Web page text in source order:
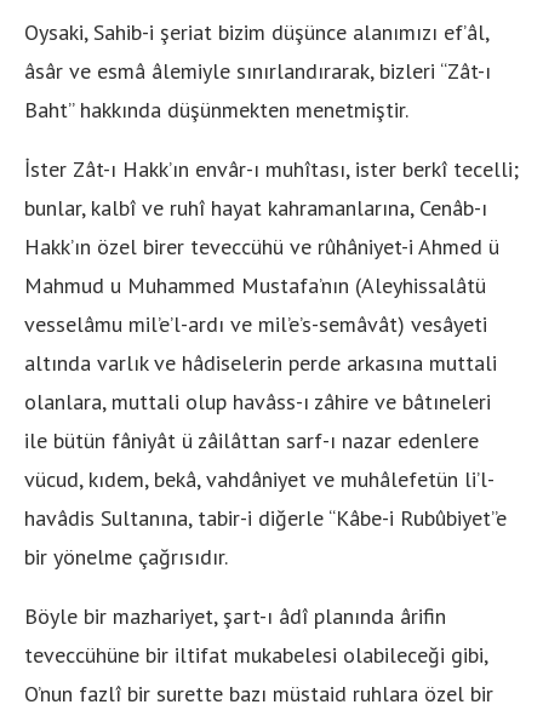
Oysaki, Sahib-i şeriat bizim düşünce alanımızı ef’âl,
âsâr ve esmâ âlemiyle sınırlandırarak, bizleri “Zât-ı
Baht” hakkında düşünmekten menetmiştir.
İster Zât-ı Hakk’ın envâr-ı muhîtası, ister berkî tecelli;
bunlar, kalbî ve ruhî hayat kahramanlarına, Cenâb-ı
Hakk’ın özel birer teveccühü ve rûhâniyet-i Ahmed ü
Mahmud u Muhammed Mustafa’nın (Aleyhissalâtü
vesselâmu mil’e’l-ardı ve mil’e’s-semâvât) vesâyeti
altında varlık ve hâdiselerin perde arkasına muttali
olanlara, muttali olup havâss-ı zâhire ve bâtıneleri
ile bütün fâniyât ü zâilâttan sarf-ı nazar edenlere
vücud, kıdem, bekâ, vahdâniyet ve muhâlefetün li’l-
havâdis Sultanına, tabir-i diğerle “Kâbe-i Rubûbiyet”e
bir yönelme çağrısıdır.
Böyle bir mazhariyet, şart-ı âdî planında ârifin
teveccühüne bir iltifat mukabelesi olabileceği gibi,
O’nun fazlî bir surette bazı müstaid ruhlara özel bir